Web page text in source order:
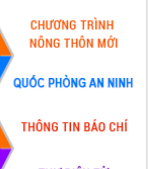
Minh Chính
các dự
định cư tại
thống Gò
2026
niệm
Bính Ngọ
tăng
2026
công tác
năm
khắc phục
với